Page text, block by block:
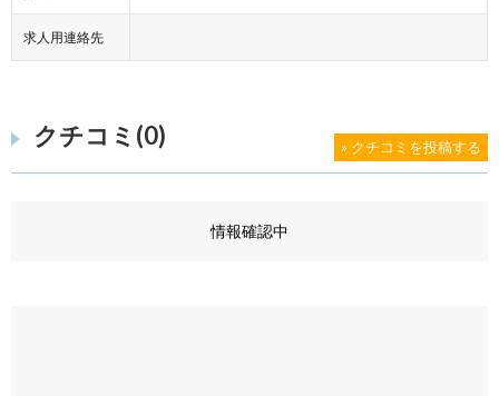
求人用連絡先
クチコミ(0) » クチコミを投稿する
情報確認中